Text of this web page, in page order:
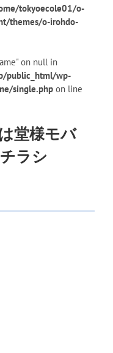
tokyoecole01/o-
themes/o-irohdo-
on null in
public_html/wp-
single.php on line
堂様モバ
ラシ